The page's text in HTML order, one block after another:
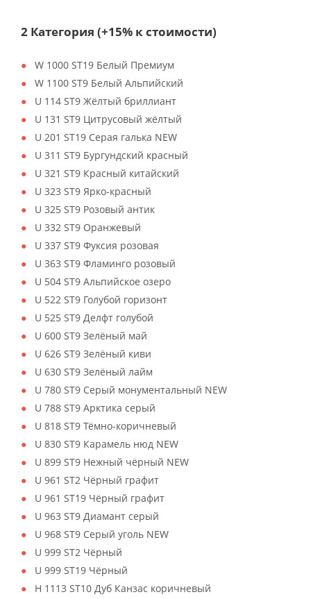
2 Категория (+15% к стоимости)
W 1000 ST19 Белый Премиум
W 1100 ST9 Белый Альпийский
U 114 ST9 Жёлтый бриллиант
U 131 ST9 Цитрусовый жёлтый
U 201 ST19 Серая галька NEW
U 311 ST9 Бургундский красный
U 321 ST9 Красный китайский
U 323 ST9 Ярко-красный
U 325 ST9 Розовый антик
U 332 ST9 Оранжевый
U 337 ST9 Фуксия розовая
U 363 ST9 Фламинго розовый
U 504 ST9 Альпийское озеро
U 522 ST9 Голубой горизонт
U 525 ST9 Делфт голубой
U 600 ST9 Зелёный май
U 626 ST9 Зелёный киви
U 630 ST9 Зелёный лайм
U 780 ST9 Серый монументальный NEW
U 788 ST9 Арктика серый
U 818 ST9 Тёмно-коричневый
U 830 ST9 Карамель нюд NEW
U 899 ST9 Нежный чёрный NEW
U 961 ST2 Чёрный графит
U 961 ST19 Чёрный графит
U 963 ST9 Диамант серый
U 968 ST9 Серый уголь NEW
U 999 ST2 Чёрный
U 999 ST19 Чёрный
H 1113 ST10 Дуб Канзас коричневый